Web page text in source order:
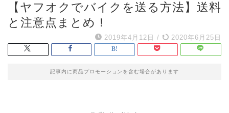
【ヤフオクでバイクを送る方法】送料
と注意点まとめ！
2019年4月12日 / 2020年6月25日
記事内に商品プロモーションを含む場合があります